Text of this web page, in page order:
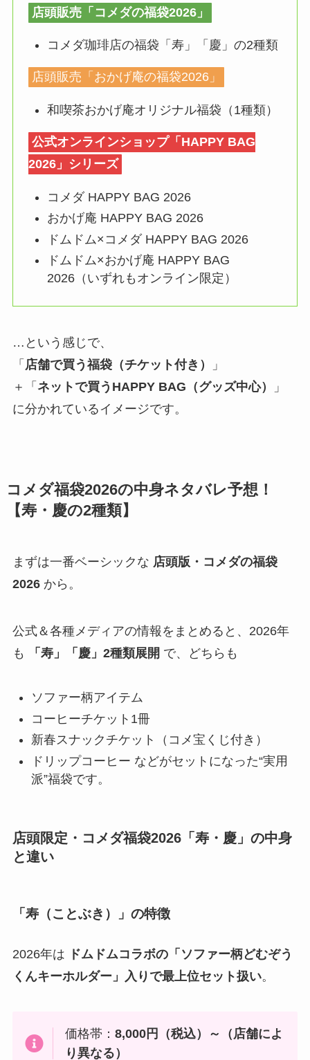
店頭販売「コメダの福袋2026」
コメダ珈琲店の福袋「寿」「慶」の2種類
店頭販売「おかげ庵の福袋2026」
和喫茶おかげ庵オリジナル福袋（1種類）
公式オンラインショップ「HAPPY BAG
2026」シリーズ
コメダ HAPPY BAG 2026
おかげ庵 HAPPY BAG 2026
ドムドム×コメダ HAPPY BAG 2026
ドムドム×おかげ庵 HAPPY BAG
2026（いずれもオンライン限定）
…という感じで、
「 店舗で買う福袋（チケット付き）
」
＋「 ネットで買うHAPPY BAG（グッズ中心）
」
に分かれているイメージです。
コメダ福袋2026の中身ネタバレ予想！
【寿・慶の2種類】
まずは一番ベーシックな 店頭版・コメダの福袋
2026から。
公式＆各種メディアの情報をまとめると、2026年
も
「寿」「慶」2種類展開 で、どちらも
ソファー柄アイテム
コーヒーチケット1冊
新春スナックチケット（コメ宝くじ付き）
ドリップコーヒー などがセットになった“実用
派”福袋です。
店頭限定・コメダ福袋2026「寿・慶」の中身
と違い
「寿（ことぶき）」の特徴
2026年は ドムドムコラボの「ソファー柄どむぞう
くんキーホルダー」入りで最上位セット扱い。
価格帯：8,000円（税込）～
（店舗によ
り異なる）